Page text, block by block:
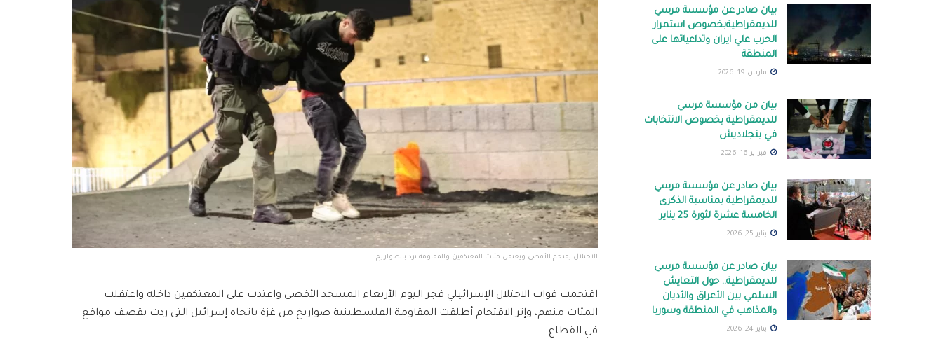
الاحتلال يقتحم الأقصى ويعتقل مئات المعتكفين والمقاومة ترد بالصواريخ
اقتحمت قوات الاحتلال الإسرائيلي فجر اليوم الأربعاء المسجد الأقصى واعتدت على المعتكفين داخله واعتقلت
المئات منهم، وإثر الاقتحام أطلقت المقاومة الفلسطينية صواريخ من غزة باتجاه إسرائيل التي ردت بقصف مواقع
في القطاع.
بيان صادر عن مؤسسة مرسي
للديمقراطيةبخصوص استمرار
الحرب علي ايران وتداعياتها على
المنطقة
مارس 19, 2026
بيان من مؤسسة مرسي
للديمقراطية بخصوص الانتخابات
في بنجلاديش
فبراير 16, 2026
بيان صادر عن مؤسسة مرسي
للديمقراطية بمناسبة الذكرى
الخامسة عشرة لثورة 25 يناير
يناير 25, 2026
بيان صادر عن مؤسسة مرسي
للديمقراطية.. حول التعايش
السلمي بين الأعراق والأديان
والمذاهب في المنطقة وسوريا
يناير 24, 2026